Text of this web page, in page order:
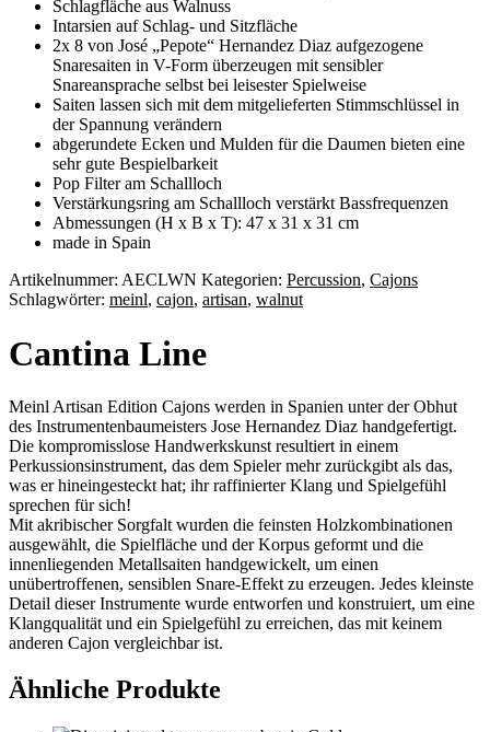
Schlagfläche aus Walnuss
Intarsien auf Schlag- und Sitzfläche
2x 8 von José „Pepote“ Hernandez Diaz aufgezogene
Snaresaiten in V-Form überzeugen mit sensibler
Snareansprache selbst bei leisester Spielweise
Saiten lassen sich mit dem mitgelieferten Stimmschlüssel in
der Spannung verändern
abgerundete Ecken und Mulden für die Daumen bieten eine
sehr gute Bespielbarkeit
Pop Filter am Schallloch
Verstärkungsring am Schallloch verstärkt Bassfrequenzen
Abmessungen (H x B x T): 47 x 31 x 31 cm
made in Spain
Artikelnummer: AECLWN Kategorien: Percussion, Cajons
Schlagwörter: meinl, cajon, artisan, walnut
Cantina Line
Meinl Artisan Edition Cajons werden in Spanien unter der Obhut
des Instrumentenbaumeisters Jose Hernandez Diaz handgefertigt.
Die kompromisslose Handwerkskunst resultiert in einem
Perkussionsinstrument, das dem Spieler mehr zurückgibt als das,
was er hineingesteckt hat; ihr raffinierter Klang und Spielgefühl
sprechen für sich!
Mit akribischer Sorgfalt wurden die feinsten Holzkombinationen
ausgewählt, die Spielfläche und der Korpus geformt und die
innenliegenden Metallsaiten handgewickelt, um einen
unübertroffenen, sensiblen Snare-Effekt zu erzeugen. Jedes kleinste
Detail dieser Instrumente wurde entworfen und konstruiert, um eine
Klangqualität und ein Spielgefühl zu erreichen, das mit keinem
anderen Cajon vergleichbar ist.
Ähnliche Produkte